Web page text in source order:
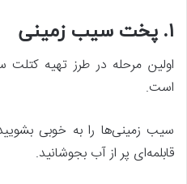
۱. پخت سیب زمینی
اولین مرحله در طرز تهیه
است.
سیب زمینی‌ها را به خوبی
قابلمه‌ای پر از آب بجوشانید.